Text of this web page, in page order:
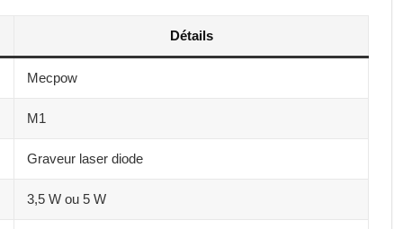
Détails
Mecpow
M1
Graveur laser diode
3,5 W ou 5 W